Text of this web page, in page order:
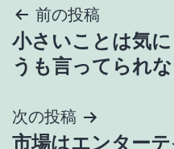
投
稿
ビ
前の投稿
小さいことは気
うも言ってられな
次の投稿
市場はエンター